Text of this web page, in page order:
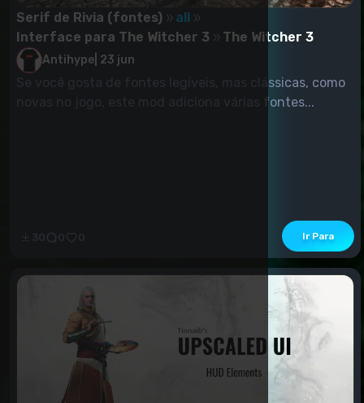
Serif de Rivia (fontes)
all
Interface para The Witcher 3
The Witcher 3
Antihype 23 jun
Se você gosta de fontes legíveis, mas clássicas, como
novas no jogo, este mod adiciona várias fontes...
Ir Para